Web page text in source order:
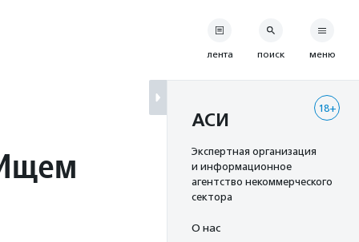
лента поиск меню
18+
АСИ
Экспертная организация
и информационное
агентство некоммерческого
сектора
О нас